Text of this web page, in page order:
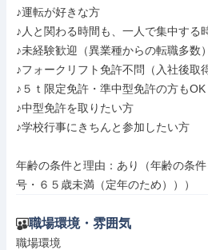
♪運転が好きな方
♪人と関わる時間も、一人で集中する
♪未経験歓迎（異業種からの転職多数）
♪フォークリフト免許不問（入社後取
♪５ｔ限定免許・準中型免許の方もOK
♪中型免許を取りたい方
♪学校行事にきちんと参加したい方
年齢の条件と理由：あり（年齢の条
号・６５歳未満（定年のため）））
職場環境・雰囲気
職場環境